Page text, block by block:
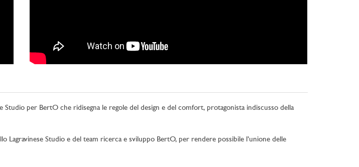
per BertO che ridisegna le regole del design e del comfort, protagonista indiscusso della
Studio e del team ricerca e sviluppo BertO, per rendere possibile l’unione delle